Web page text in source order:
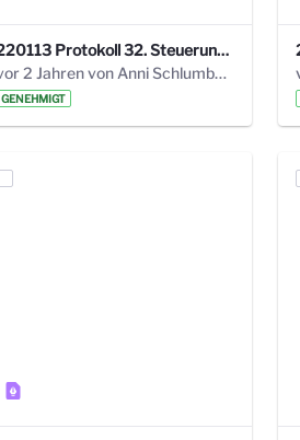
220113 Protokoll 32. Steuerungskreis.pdf
vor 2 Jahren von Anni Schlumberger
GENEHMIGT